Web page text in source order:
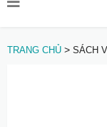
to
TRANG CHỦ > SÁCH